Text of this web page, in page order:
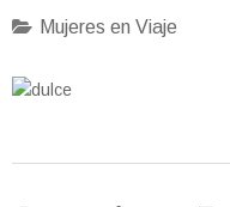
Mujeres en Viaje